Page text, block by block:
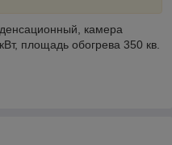
камера
площадь обогрева 350 кв.